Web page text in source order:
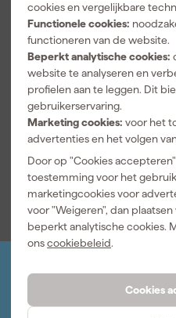
cookies en vergelijkbare
Functionele cookies:
functioneren van de website.
Beperkt analytische cookies:
website te analyseren en
profielen aan te leggen. Dit
gebruikerservaring.
Marketing cookies: voor het
advertenties en het volgen
Door op "Cookies
toestemming voor het
marketingcookies voor
voor "Weigeren", dan
beperkt analytische cookies.
onscookiebeleid.
Cookies
5 sterren
4 sterren
3 sterren
2 sterren
1 ster
5.0
geverifieerd
Het statief van bosch blauw is
22-2-2017
Over onze reviews
Log-in en beheer je